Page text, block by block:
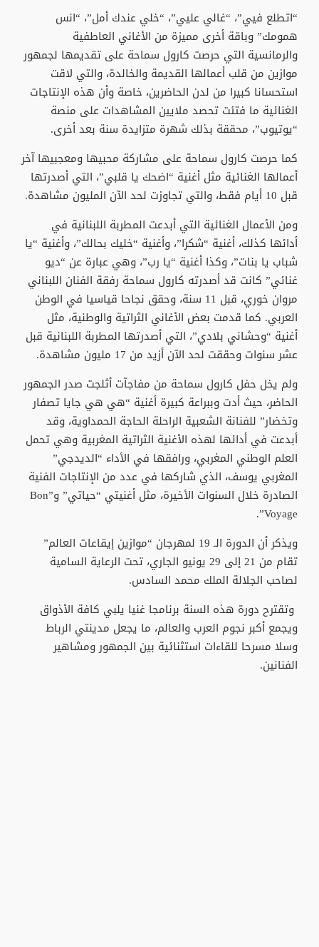
“اتطلع فيي”، “غالي عليي”، “خلي عندك أمل”، “انس
همومك” وباقة أخرى مميزة من الأغاني العاطفية
والرمانسية التي حرصت كارول سماحة على تقديمها لجمهور
موازين من قلب أعمالها القديمة والخالدة، والتي لاقت
استحسانا كبيرا من لدن الحاضرين، خاصة وأن هذه الإنتاجات
الغنائية ما فتئت تحصد ملايين المشاهدات على منصة
“يوتيوب”، محققة بذلك شهرة متزايدة سنة بعد أخرى.
كما حرصت كارول سماحة على مشاركة محبيها ومعجبيها آخر
أعمالها الغنائية مثل أغنية “اضحك يا قلبي”، التي أصدرتها
قبل 10 أيام فقط، والتي تجاوزت لحد الآن المليون مشاهدة.
ومن الأعمال الغنائية التي أبدعت المطربة اللبنانية في
أدائها كذلك، أغنية “شكرا”، وأغنية “خليك بحالك”، وأغنية “يا
شباب يا بنات”، وكذا أغنية “يا رب”، وهي عبارة عن “ديو
غنائي” كانت قد أصدرته كارول سماحة رفقة الفنان اللبناني
مروان خوري، قبل 11 سنة، وحقق نجاحا قياسيا في الوطن
العربي. كما قدمت بعض الأغاني الثراتية والوطنية، مثل
أغنية “وحشاني بلادي”، التي أصدرتها المطربة اللبنانية قبل
عشر سنوات وحققت لحد الآن أزيد من 17 مليون مشاهدة.
ولم يخل حفل كارول سماحة من مفاجآت أثلجت صدر الجمهور
الحاضر، حيث أدت وببراعة كبيرة أغنية “هي هي جايا تصفار
وتخضار” للفنانة الشعبية الراحلة الحاجة الحمداوية، وقد
أبدعت في أدائها لهذه الأغنية الثراتية المغربية وهي تحمل
العلم الوطني المغربي، ورافقها في الأداء “الديدجي”
المغربي يوسف، الذي شاركها في عدد من الإنتاجات الفنية
الصادرة خلال السنوات الأخيرة، مثل أغنيتي “حياتي” و”Bon
Voyage”.
ويذكر أن الدورة الـ 19 لمهرجان “موازين إيقاعات العالم”
تقام من 21 إلى 29 يونيو الجاري، تحت الرعاية السامية
لصاحب الجلالة الملك محمد السادس.
وتقترح دورة هذه السنة برنامجا غنيا يلبي كافة الأذواق
ويجمع أكبر نجوم العرب والعالم، ما يجعل مدينتي الرباط
وسلا مسرحا للقاءات استثنائية بين الجمهور ومشاهير
الفنانين.